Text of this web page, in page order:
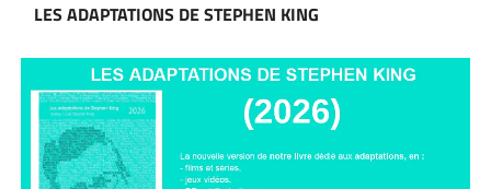
LES ADAPTATIONS DE STEPHEN KING